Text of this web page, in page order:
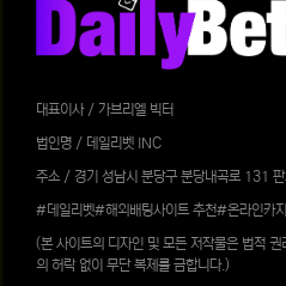
대표이사 / 가브리엘 빅터
법인명 / 데일리벳 INC
주소 / 경기 성남시 분당구 분당내곡로 131 판
#데일리벳#해외배팅사이트 추천#온라인카
(본 사이트의 디자인 및 모든 저작물은 법적
의 허락 없이 무단 복제를 금합니다.)